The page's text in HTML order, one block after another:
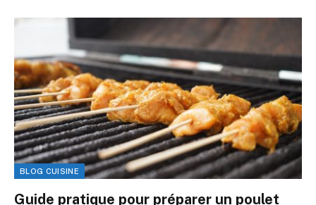
BLOG CUISINE
Guide pratique pour préparer un poulet